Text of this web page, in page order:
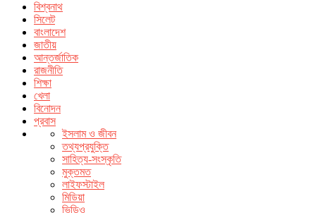
বিশ্বনাথ
সিলেট
বাংলাদেশ
জাতীয়
আন্তর্জাতিক
রাজনীতি
শিক্ষা
খেলা
বিনোদন
প্রবাস
ইসলাম ও জীবন
তথ্যপ্রযুক্তি
সাহিত্য-সংস্কৃতি
মুক্তমত
লাইফস্টাইল
মিডিয়া
ভিডিও